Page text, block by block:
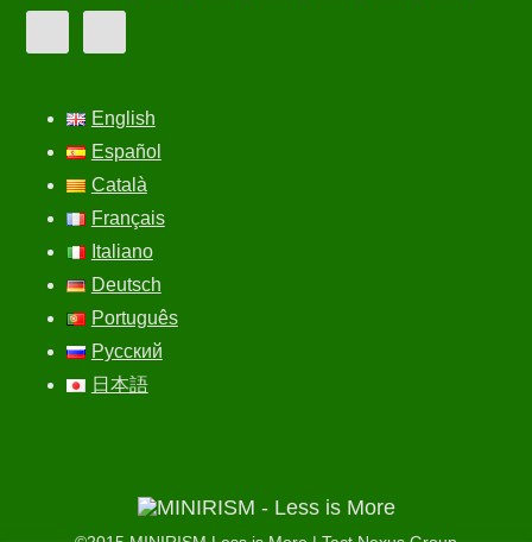
English
Español
Català
Français
Italiano
Deutsch
Português
Русский
日本語